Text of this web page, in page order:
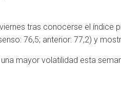
tras conocerse el índice
76,5; anterior: 77,2) y
mayor volatilidad esta